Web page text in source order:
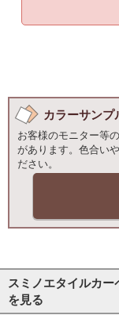
カラーサンプ
お客様のモニター等
があります。色合い
ださい。
スミノエタイルカ
を見る